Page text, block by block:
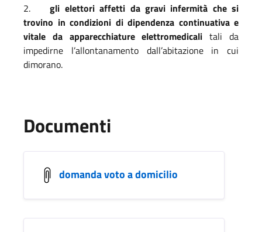
2.
gli elettori affetti da gravi infermità che si
trovino in condizioni di dipendenza continuativa e
vitale da apparecchiature elettromedicali tali da
impedirne l’allontanamento dall’abitazione in cui
dimorano.
Documenti
domanda voto a domicilio